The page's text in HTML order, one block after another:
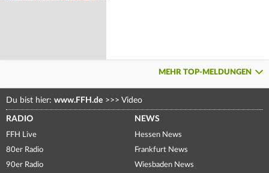
MEHR TOP-MELDUNGEN
Du bist hier: www.FFH.de >>> Video
RADIO
FFH Live
80er Radio
90er Radio
NEWS
Hessen News
Frankfurt News
Wiesbaden News